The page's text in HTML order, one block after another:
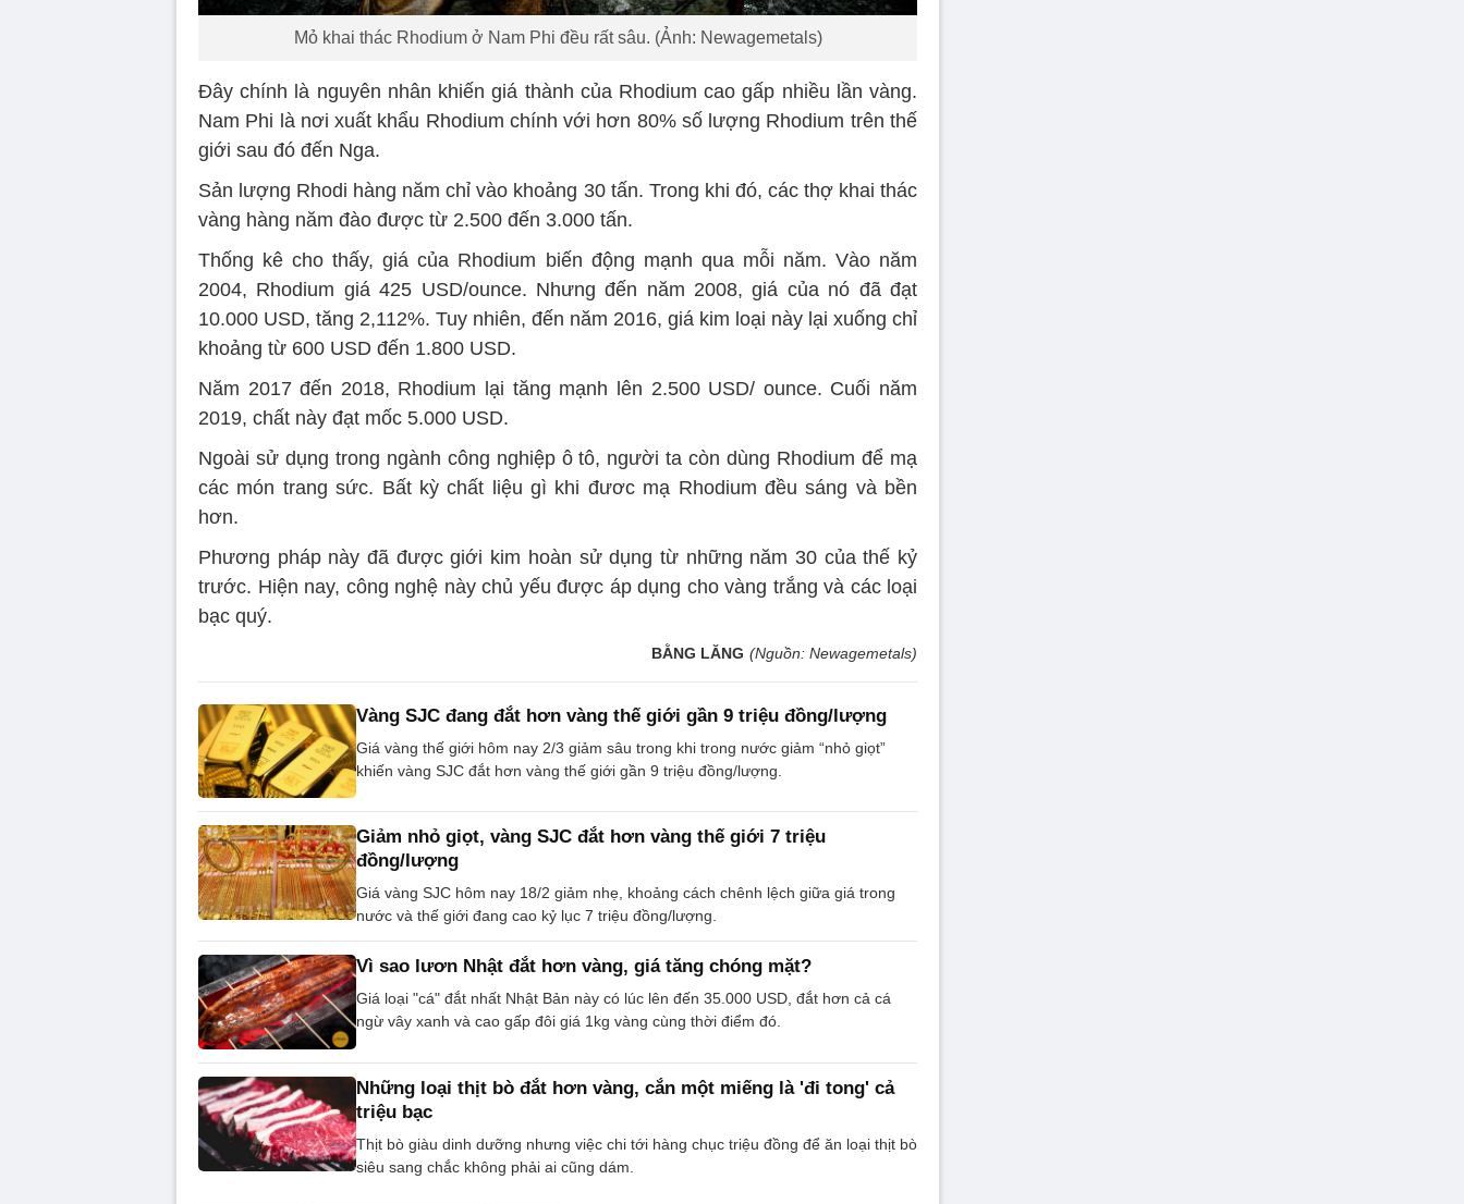
Mỏ khai thác Rhodium ở Nam Phi đều rất sâu. (Ảnh: Newagemetals)
Đây chính là nguyên nhân khiến giá thành của Rhodium cao gấp nhiều lần vàng.
Nam Phi là nơi xuất khẩu Rhodium chính với hơn 80% số lượng Rhodium trên thế
giới sau đó đến Nga.
Sản lượng Rhodi hàng năm chỉ vào khoảng 30 tấn. Trong khi đó, các thợ khai thác
vàng hàng năm đào được từ 2.500 đến 3.000 tấn.
Thống kê cho thấy, giá của Rhodium biến động mạnh qua mỗi năm. Vào năm
2004, Rhodium giá 425 USD/ounce. Nhưng đến năm 2008, giá của nó đã đạt
10.000 USD, tăng 2,112%. Tuy nhiên, đến năm 2016, giá kim loại này lại xuống chỉ
khoảng từ 600 USD đến 1.800 USD.
Năm 2017 đến 2018, Rhodium lại tăng mạnh lên 2.500 USD/ ounce. Cuối năm
2019, chất này đạt mốc 5.000 USD.
Ngoài sử dụng trong ngành công nghiệp ô tô, người ta còn dùng Rhodium để mạ
các món trang sức. Bất kỳ chất liệu gì khi đươc mạ Rhodium đều sáng và bền
hơn.
Phương pháp này đã được giới kim hoàn sử dụng từ những năm 30 của thế kỷ
trước. Hiện nay, công nghệ này chủ yếu được áp dụng cho vàng trắng và các loại
bạc quý.
BẰNG LĂNG (Nguồn: Newagemetals)
Vàng SJC đang đắt hơn vàng thế giới gần 9 triệu đồng/lượng
Giá vàng thế giới hôm nay 2/3 giảm sâu trong khi trong nước giảm “nhỏ giọt”
khiến vàng SJC đắt hơn vàng thế giới gần 9 triệu đồng/lượng.
Giảm nhỏ giọt, vàng SJC đắt hơn vàng thế giới 7 triệu
đồng/lượng
Giá vàng SJC hôm nay 18/2 giảm nhẹ, khoảng cách chênh lệch giữa giá trong
nước và thế giới đang cao kỷ lục 7 triệu đồng/lượng.
Vì sao lươn Nhật đắt hơn vàng, giá tăng chóng mặt?
Giá loại "cá" đắt nhất Nhật Bản này có lúc lên đến 35.000 USD, đắt hơn cả cá
ngừ vây xanh và cao gấp đôi giá 1kg vàng cùng thời điểm đó.
Những loại thịt bò đắt hơn vàng, cắn một miếng là 'đi tong' cả
triệu bạc
Thịt bò giàu dinh dưỡng nhưng việc chi tới hàng chục triệu đồng để ăn loại thịt bò
siêu sang chắc không phải ai cũng dám.